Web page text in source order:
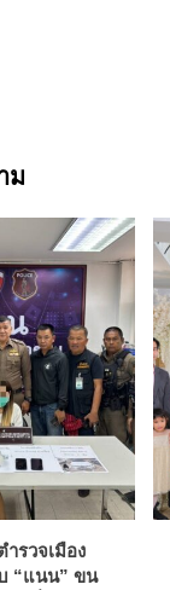
ม
รวจเมือง
“แนน” ขน